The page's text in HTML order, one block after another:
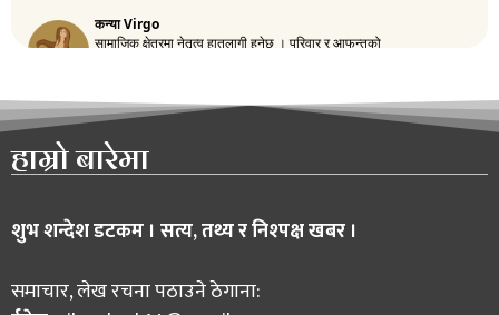
हाम्रो बारेमा
शुभ शन्देश डटकम । सत्य, तथ्य र निश्पक्ष खबर ।
समाचार, लेख रचना पठाउने ठेगाना: